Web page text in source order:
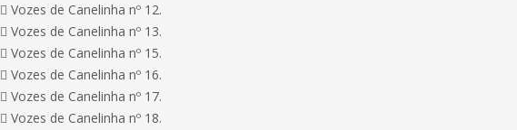
 Vozes de Canelinha nº 12.
 Vozes de Canelinha nº 13.
 Vozes de Canelinha nº 15.
 Vozes de Canelinha nº 16.
 Vozes de Canelinha nº 17.
 Vozes de Canelinha nº 18.